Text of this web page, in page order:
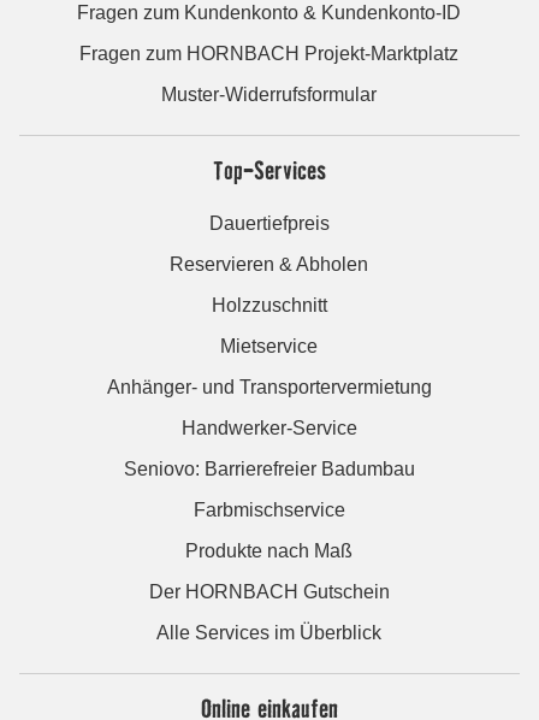
Fragen zum Kundenkonto & Kundenkonto-ID
Fragen zum HORNBACH Projekt-Marktplatz
Muster-Widerrufsformular
Top-Services
Dauertiefpreis
Reservieren & Abholen
Holzzuschnitt
Mietservice
Anhänger- und Transportervermietung
Handwerker-Service
Seniovo: Barrierefreier Badumbau
Farbmischservice
Produkte nach Maß
Der HORNBACH Gutschein
Alle Services im Überblick
Online einkaufen